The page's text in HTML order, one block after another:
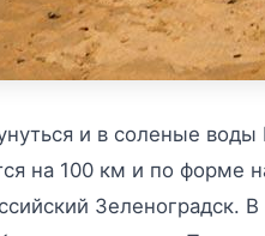
и в соленые
на 100 км и по